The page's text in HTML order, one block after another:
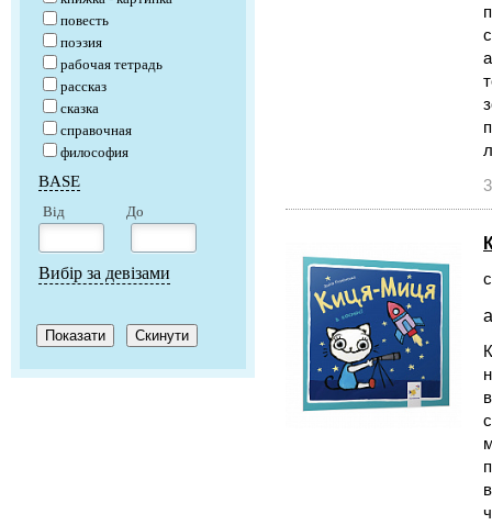
повесть
поэзия
рабочая тетрадь
рассказ
сказка
справочная
философия
BASE
Від До
Вибір за девізами